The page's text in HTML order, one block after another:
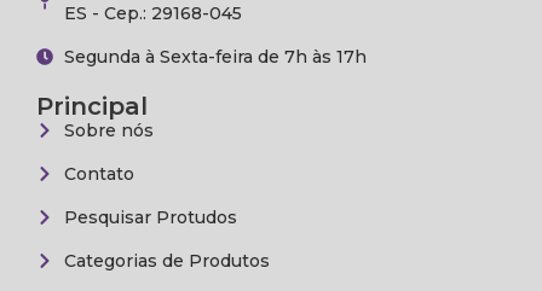
ES - Cep.: 29168-045
Segunda à Sexta-feira de 7h às 17h
Principal
Sobre nós
Contato
Pesquisar Protudos
Categorias de Produtos